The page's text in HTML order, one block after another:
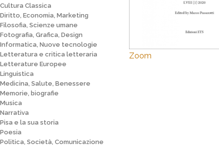
Cultura Classica
Diritto, Economia, Marketing
Filosofia, Scienze umane
Fotografia, Grafica, Design
Informatica, Nuove tecnologie
Letteratura e critica letteraria
Letterature Europee
Linguistica
Medicina, Salute, Benessere
Memorie, biografie
Musica
Narrativa
Pisa e la sua storia
Poesia
Politica, Società, Comunicazione
Zoom